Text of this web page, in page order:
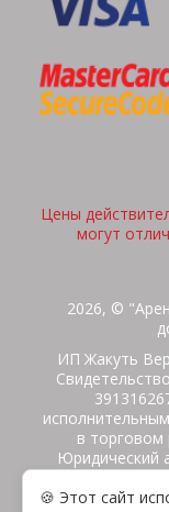
Цены
могут
2026, ©
ИП Жакуть
в торговом
Юридический
Витебская
с,
🍪 Этот сайт